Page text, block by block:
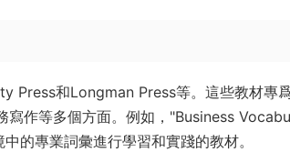
Press和Longman Press等。這些教材專
寫作等多個方面。例如，"Business
的專業詞彙進行學習和實踐的教材。